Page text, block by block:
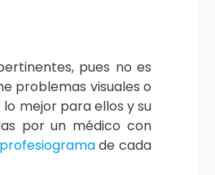
pues no es
problemas visuales o
mejor para ellos y su
por un médico con
profesiogramade cada